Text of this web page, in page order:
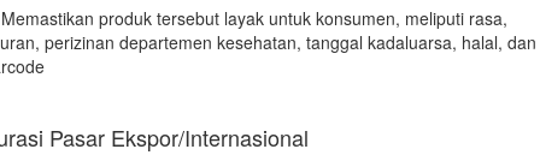
produk tersebut layak untuk konsumen, meliputi rasa,
perizinan departemen kesehatan, tanggal kadaluarsa, halal, dan
Pasar Ekspor/Internasional